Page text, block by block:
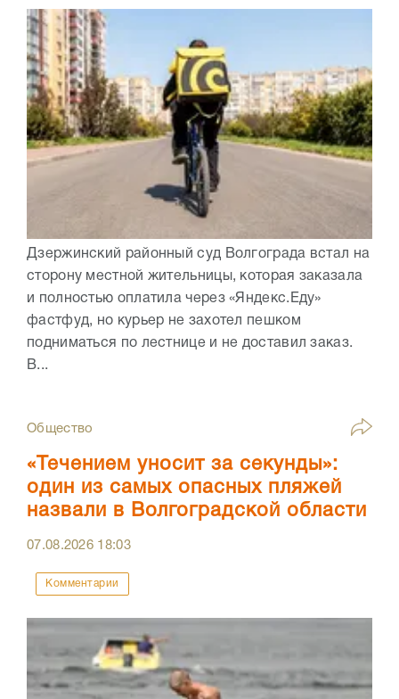
Дзержинский районный суд Волгограда встал на
сторону местной жительницы, которая заказала
и полностью оплатила через «Яндекс.Еду»
фастфуд, но курьер не захотел пешком
подниматься по лестнице и не доставил заказ.
В...
Общество
«Течением уносит за секунды»:
один из самых опасных пляжей
назвали в Волгоградской области
07.08.2026 18:03
Комментарии